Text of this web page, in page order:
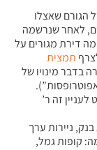
הגורם שאצלו
לאחר שנרשמה
דירת מגורים על
תמצית
בדבר מינויו של
זה ר’
ניירות ערך
קופות גמל,